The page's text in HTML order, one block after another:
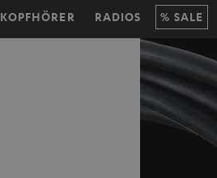
KOPFHÖRER RADIOS SALE